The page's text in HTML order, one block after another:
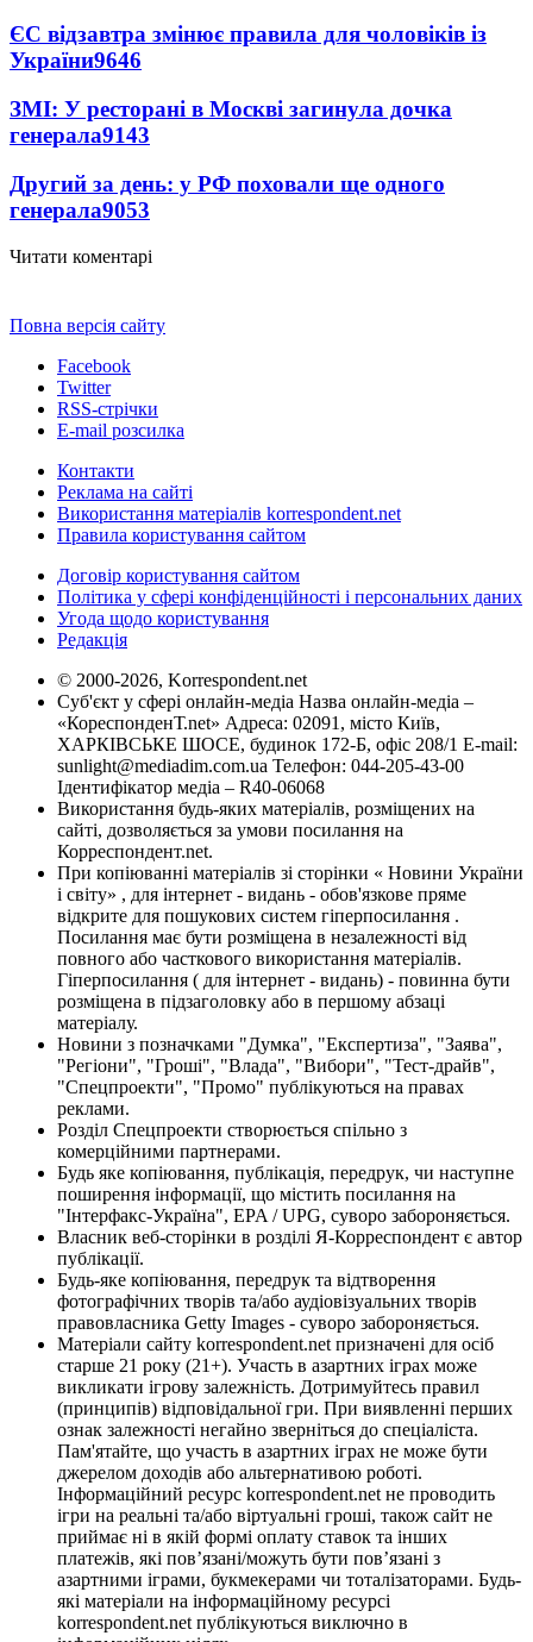
ЄС відзавтра змінює правила для чоловіків із
України9646
ЗМІ: У ресторані в Москві загинула дочка
генерала9143
Другий за день: у РФ поховали ще одного
генерала9053
Читати коментарі
Повна версія сайту
Facebook
Twitter
RSS-стрічки
E-mail розсилка
Контакти
Реклама на сайті
Використання матеріалів korrespondent.net
Правила користування сайтом
Договір користування сайтом
Політика у сфері конфіденційності і персональних даних
Угода щодо користування
Редакція
© 2000-2026, Korrespondent.net
Суб'єкт у сфері онлайн-медіа Назва онлайн-медіа –
«КореспонденТ.net» Адреса: 02091, місто Київ,
ХАРКІВСЬКЕ ШОСЕ, будинок 172-Б, офіс 208/1 E-mail:
sunlight@mediadim.com.ua Телефон: 044-205-43-00
Ідентифікатор медіа – R40-06068
Використання будь-яких матеріалів, розміщених на
сайті, дозволяється за умови посилання на
Корреспондент.net.
При копіюванні матеріалів зі сторінки « Новини України
і світу» , для інтернет - видань - обов'язкове пряме
відкрите для пошукових систем гіперпосилання .
Посилання має бути розміщена в незалежності від
повного або часткового використання матеріалів.
Гіперпосилання ( для інтернет - видань) - повинна бути
розміщена в підзаголовку або в першому абзаці
матеріалу.
Новини з позначками "Думка", "Експертиза", "Заява",
"Регіони", "Гроші", "Влада", "Вибори", "Тест-драйв",
"Спецпроекти", "Промо" публікуються на правах
реклами.
Розділ Спецпроекти створюється спільно з
комерційними партнерами.
Будь яке копіювання, публікація, передрук, чи наступне
поширення інформації, що містить посилання на
"Інтерфакс-Україна", EPA / UPG, суворо забороняється.
Власник веб-сторінки в розділі Я-Корреспондент є автор
публікації.
Будь-яке копіювання, передрук та відтворення
фотографічних творів та/або аудіовізуальних творів
правовласника Getty Images - суворо забороняється.
Матеріали сайту korrespondent.net призначені для осіб
старше 21 року (21+). Участь в азартних іграх може
викликати ігрову залежність. Дотримуйтесь правил
(принципів) відповідальної гри. При виявленні перших
ознак залежності негайно зверніться до спеціаліста.
Пам'ятайте, що участь в азартних іграх не може бути
джерелом доходів або альтернативою роботі.
Інформаційний ресурс korrespondent.net не проводить
ігри на реальні та/або віртуальні гроші, також сайт не
приймає ні в якій формі оплату ставок та інших
платежів, які пов’язані/можуть бути пов’язані з
азартними іграми, букмекерами чи тоталізаторами. Будь-
які матеріали на інформаційному ресурсі
korrespondent.net публікуються виключно в